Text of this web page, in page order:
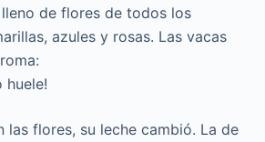
de flores de todos los
azules y rosas. Las vacas
huele!
las flores, su leche cambió. La de